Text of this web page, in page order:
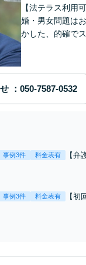
【法テラス利用
婚・男女問題は
かした、的確で
事例3件 料金表有
【弁
室
事例3件 料金表有
【